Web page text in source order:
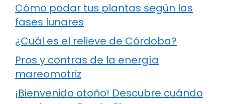
Cómo podar tus plantas según las
fases lunares
¿Cuál es el relieve de Córdoba?
Pros y contras de la energía
mareomotriz
¡Bienvenido otoño! Descubre cuándo